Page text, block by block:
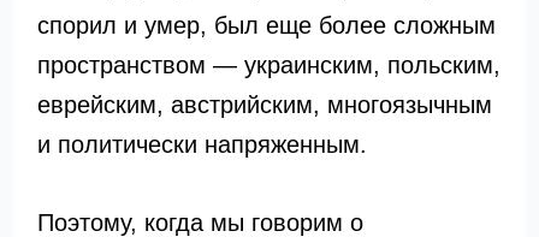
спорил и умер, был еще более сложным
пространством — украинским, польским,
еврейским, австрийским, многоязычным
и политически напряженным.
Поэтому, когда мы говорим о